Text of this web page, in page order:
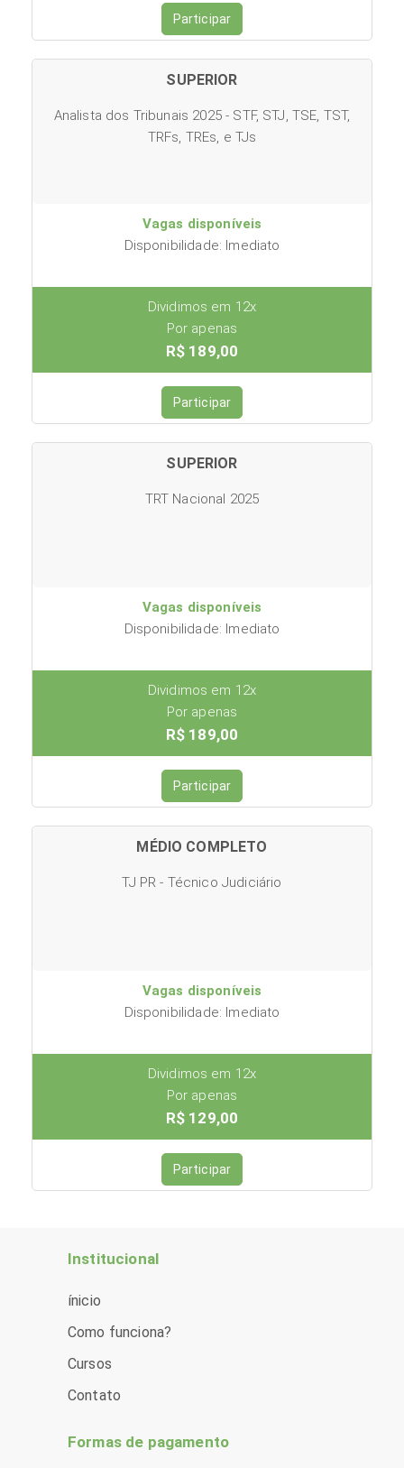
Participar
SUPERIOR
Analista dos Tribunais 2025 - STF, STJ, TSE, TST,
TRFs, TREs, e TJs
Vagas disponíveis
Disponibilidade: Imediato
Dividimos em 12x
Por apenas
R$ 189,00
Participar
SUPERIOR
TRT Nacional 2025
Vagas disponíveis
Disponibilidade: Imediato
Dividimos em 12x
Por apenas
R$ 189,00
Participar
MÉDIO COMPLETO
TJ PR - Técnico Judiciário
Vagas disponíveis
Disponibilidade: Imediato
Dividimos em 12x
Por apenas
R$ 129,00
Participar
Institucional
ínicio
Como funciona?
Cursos
Contato
Formas de pagamento